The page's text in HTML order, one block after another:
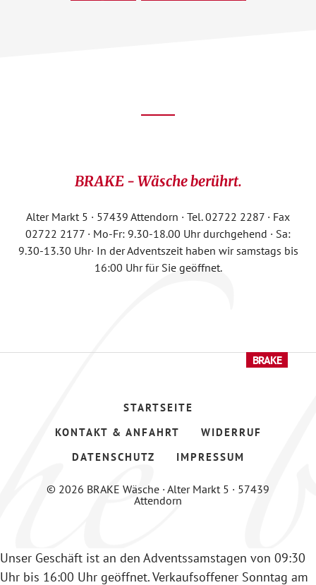
BRAKE - Wäsche berührt.
Alter Markt 5 · 57439 Attendorn · Tel. 02722 2287 · Fax
02722 2177 · Mo-Fr: 9.30-18.00 Uhr durchgehend · Sa:
9.30-13.30 Uhr· In der Adventszeit haben wir samstags bis
16:00 Uhr für Sie geöffnet.
STARTSEITE
KONTAKT & ANFAHRT
WIDERRUF
DATENSCHUTZ
IMPRESSUM
© 2026 BRAKE Wäsche · Alter Markt 5 · 57439
Attendorn
Unser Geschäft ist an den Adventssamstagen von 09:30
Uhr bis 16:00 Uhr geöffnet. Verkaufsoffener Sonntag am